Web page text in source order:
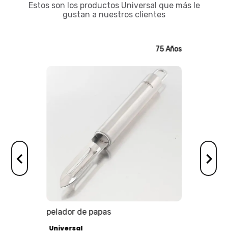
Estos son los productos Universal que más le
gustan a nuestros clientes
75 Años
pelador de papas
Universal